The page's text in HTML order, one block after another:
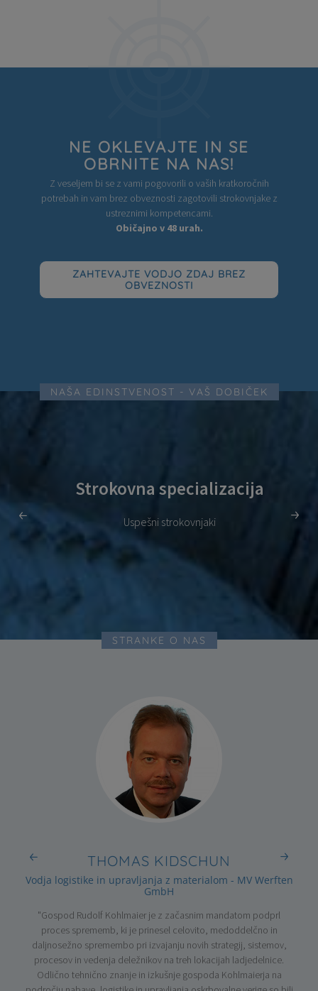
NE OKLEVAJTE IN SE
OBRNITE NA NAS!
Z veseljem bi se z vami pogovorili o vaših kratkoročnih
potrebah in vam brez obveznosti zagotovili strokovnjake z
ustreznimi kompetencami.
Običajno v 48 urah.
ZAHTEVAJTE VODJO ZDAJ BREZ
OBVEZNOSTI
NAŠA EDINSTVENOST - VAŠ DOBIČEK
Strokovna specializacija
Uspešni strokovnjaki
STRANKE O NAS
THOMAS KIDSCHUN
Vodja logistike in upravljanja z materialom - MV Werften
GmbH
"Gospod Rudolf Kohlmaier je z začasnim mandatom podprl
proces sprememb, ki je prinesel celovito, medoddelčno in
daljnosežno spremembo pri izvajanju novih strategij, sistemov,
procesov in vedenja deležnikov na treh lokacijah ladjedelnice.
Odlično tehnično znanje in izkušnje gospoda Kohlmaierja na